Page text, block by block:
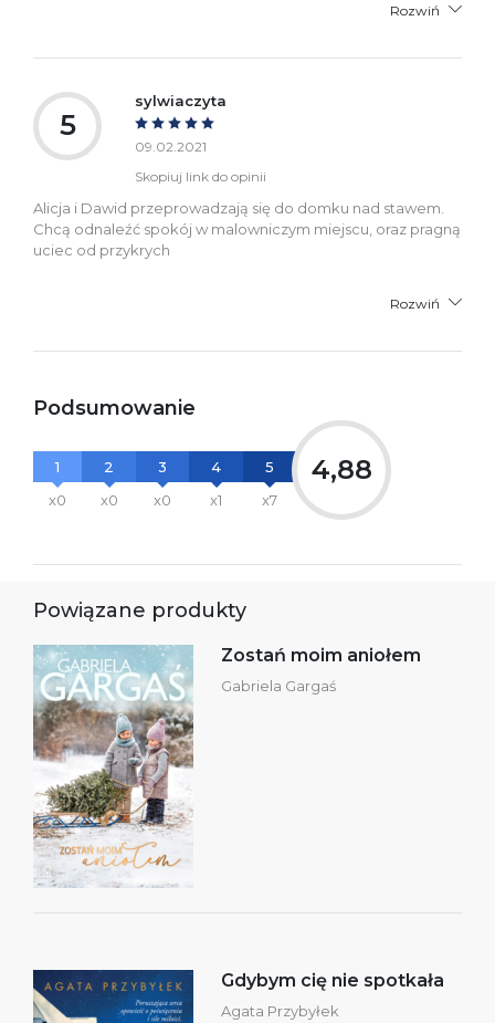
Rozwiń
5
sylwiaczyta
09.02.2021
Skopiuj link do opinii
Alicja i Dawid przeprowadzają się do domku nad stawem.
Chcą odnaleźć spokój w malowniczym miejscu, oraz pragną
uciec od przykrych
Rozwiń
Podsumowanie
1
x0
2
x0
3
x0
4
x1
5
x7
4,88
Powiązane produkty
Zostań moim aniołem
Gabriela Gargaś
Gdybym cię nie spotkała
Agata Przybyłek